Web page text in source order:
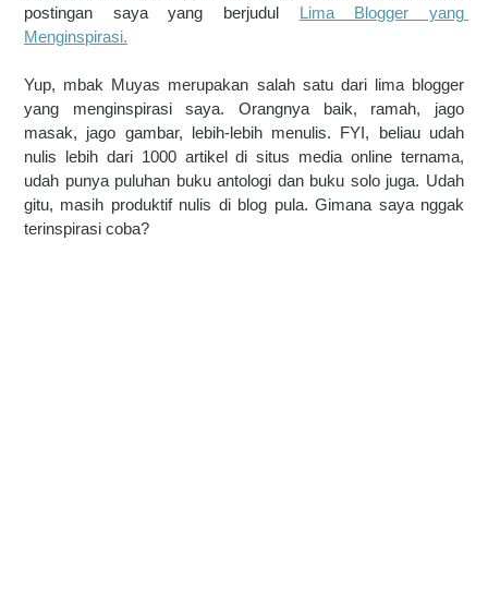
postingan saya yang berjudul
Lima Blogger yang
Menginspirasi.
Yup, mbak Muyas merupakan salah satu dari lima blogger
yang menginspirasi saya. Orangnya baik, ramah, jago
masak, jago gambar, lebih-lebih menulis. FYI, beliau udah
nulis lebih dari 1000 artikel di situs media online ternama,
udah punya puluhan buku antologi dan buku solo juga. Udah
gitu, masih produktif nulis di blog pula. Gimana saya nggak
terinspirasi coba?